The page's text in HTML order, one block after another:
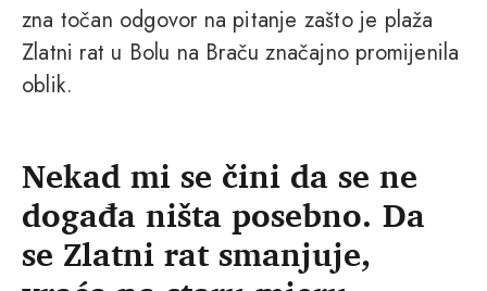
zna točan odgovor na pitanje zašto je plaža
Zlatni rat u Bolu na Braču značajno promijenila
oblik.
Nekad mi se čini da se ne
događa ništa posebno. Da
se Zlatni rat smanjuje,